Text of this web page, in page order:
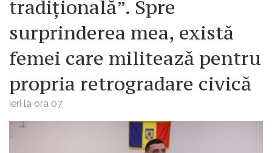
tradițională”. Spre
surprinderea mea, există
femei care militează pentru
propria retrogradare civică
ieri la ora 07